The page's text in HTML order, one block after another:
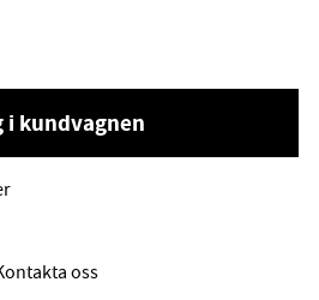
i kundvagnen
oss